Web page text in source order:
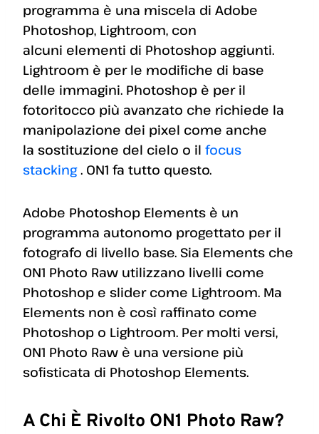
programma è una miscela di Adobe
Photoshop, Lightroom, con
alcuni elementi di Photoshop aggiunti.
Lightroom è per le modifiche di base
delle immagini. Photoshop è per il
fotoritocco più avanzato che richiede la
manipolazione dei pixel come anche
la sostituzione del cielo o il focus
stacking. ON1 fa tutto questo.
Adobe Photoshop Elements è un
programma autonomo progettato per il
fotografo di livello base. Sia Elements che
ON1 Photo Raw utilizzano livelli come
Photoshop e slider come Lightroom. Ma
Elements non è così raffinato come
Photoshop o Lightroom. Per molti versi,
ON1 Photo Raw è una versione più
sofisticata di Photoshop Elements.
A Chi È Rivolto ON1 Photo Raw?